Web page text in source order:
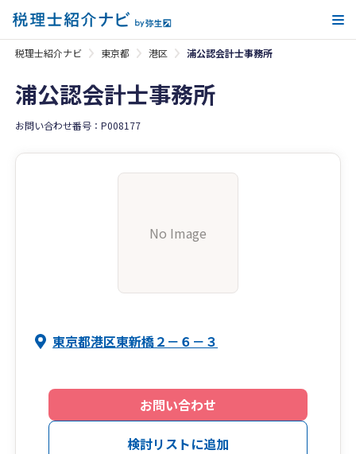
税理士紹介ナビ 東京都 港区 浦公認会計士事務所
浦公認会計士事務所
お問い合わせ番号：P008177
No Image
東京都港区東新橋２－６－３
お問い合わせ
検討リストに追加